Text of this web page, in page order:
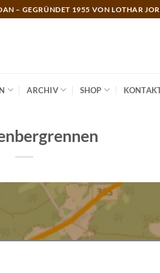
– GEGRÜNDET 1955 VON LOTHAR
ARCHIV SHOP